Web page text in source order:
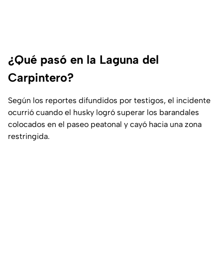
¿Qué pasó en la Laguna del
Carpintero?
Según los reportes difundidos por testigos, el incidente
ocurrió cuando el husky logró superar los barandales
colocados en el paseo peatonal y cayó hacia una zona
restringida.